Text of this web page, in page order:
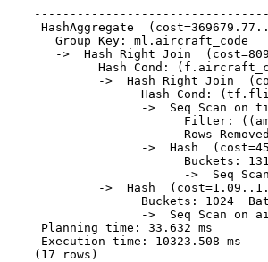
HashAggregate
   Group Key: ml.aircraft_code
->  Hash Right Join
Hash Cond:
->  Hash Right Join
Hash Cond:
->  Seq Scan on
Filter:
Rows
->  Hash
Buckets:
->  Seq
->  Hash
Buckets: 1024
->  Seq Scan on
Planning time: 33.632 ms
Execution time: 10323.508 ms
(17 rows)